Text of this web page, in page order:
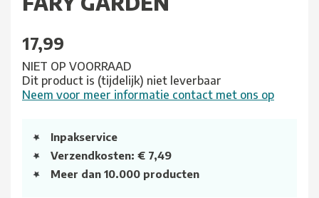
17,99
NIET OP VOORRAAD
Dit product is (tijdelijk) niet leverbaar
Neem voor meer informatie contact met ons op
Inpakservice
Verzendkosten: € 7,49
Meer dan 10.000 producten